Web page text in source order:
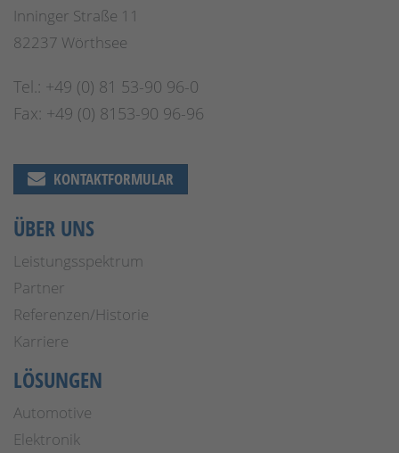
Inninger Straße 11
82237 Wörthsee
Tel.: +49 (0) 81 53-90 96-0
Fax: +49 (0) 8153-90 96-96
KONTAKTFORMULAR
ÜBER UNS
Leistungsspektrum
Partner
Referenzen/Historie
Karriere
LÖSUNGEN
Automotive
Elektronik